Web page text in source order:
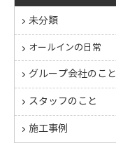
未分類
オールインの日常
グループ会社のこと
スタッフのこと
施工事例